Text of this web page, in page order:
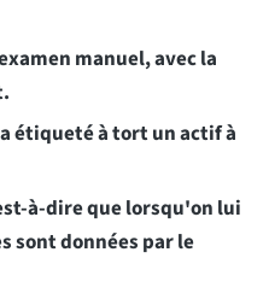
manuel, avec la
étiqueté à tort un actif à
à-dire que lorsqu'on lui
sont données par le